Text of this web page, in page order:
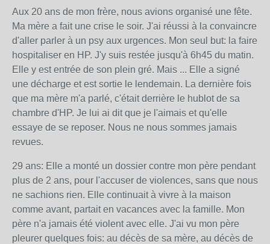
Aux 20 ans de mon frère, nous avions organisé une fête.
Ma mère a fait une crise le soir. J'ai réussi à la convaincre
d'aller parler à un psy aux urgences. Mon seul but: la faire
hospitaliser en HP. J'y suis restée jusqu'à 6h45 du matin.
Elle y est entrée de son plein gré. Mais ... Elle a signé
une décharge et est sortie le lendemain. La dernière fois
que ma mère m'a parlé, c'était derrière le hublot de sa
chambre d'HP. Je lui ai dit que je l'aimais et qu'elle
essaye de se reposer. Nous ne nous sommes jamais
revues.
29 ans: Elle a monté un dossier contre mon père pendant
plus de 2 ans, pour l'accuser de violences, sans que nous
ne sachions rien. Elle continuait à vivre à la maison
comme avant, partait en vacances avec la famille. Mon
père n'a jamais été violent avec elle. J'ai vu mon père
pleurer quelques fois: au décès de sa mère, au décès de